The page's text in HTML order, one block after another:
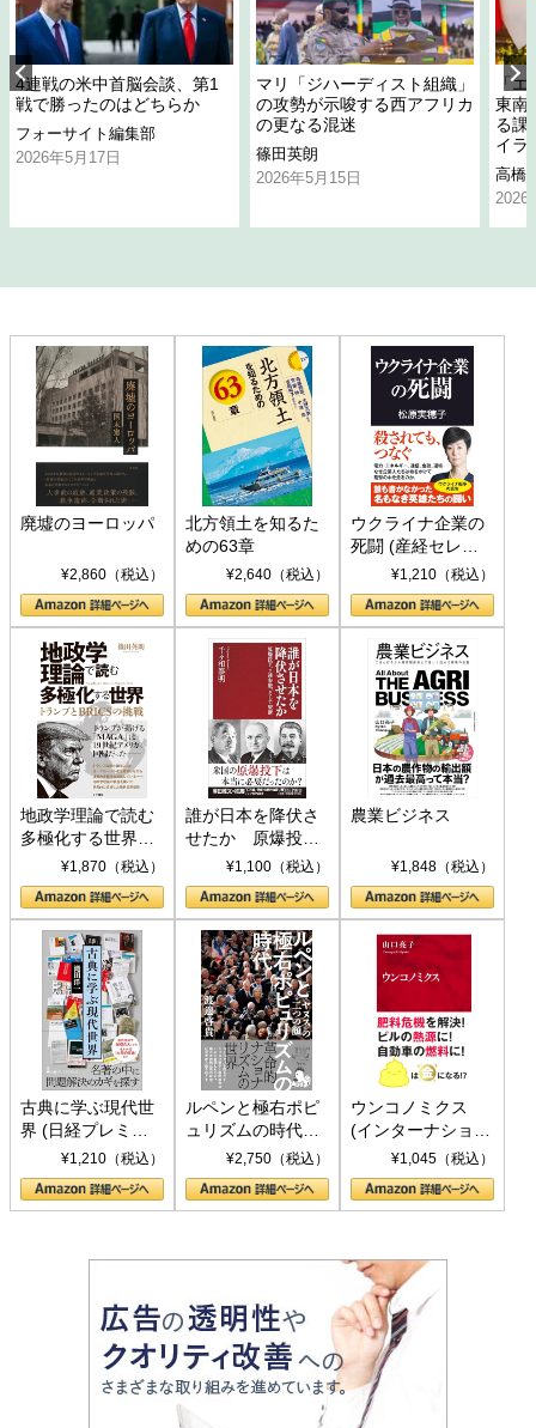
4連戦の米中首脳会談、第1
戦で勝ったのはどちらか
フォーサイト編集部
2026年5月17日
マリ「ジハーディスト組織」
の攻勢が示唆する西アフリカ
の更なる混迷
篠田英朗
2026年5月15日
「
東南
る課
イラ
高橋
2026
廃墟のヨーロッパ
¥2,860（税込）
北方領土を知るた
めの63章
¥2,640（税込）
ウクライナ企業の
死闘 (産経セレク
ト S 039)¥1,210（税込）
地政学理論で読む
多極化する世界：
トランプとBRICS
の挑戦
¥1,870（税込）
誰が日本を降伏さ
せたか 原爆投
下、ソ連参戦、そ
して聖断 (PHP新
書)
¥1,100（税込）
農業ビジネス
¥1,848（税込）
古典に学ぶ現代世
界 (日経プレミア
シリーズ)¥1,210（税込）
ルペンと極右ポピ
ュリズムの時代：
〈ヤヌス〉の二つ
の顔
¥2,750（税込）
ウンコノミクス
(インターナショナ
ル新書)¥1,045（税込）